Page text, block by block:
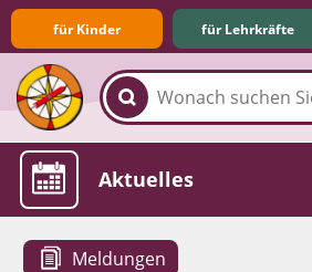
für Kinder für Lehrkräfte
Familie & Medien
Spieletipps &
Die Jüngsten im Netz
Lexikon
Aktuelles
Meldungen